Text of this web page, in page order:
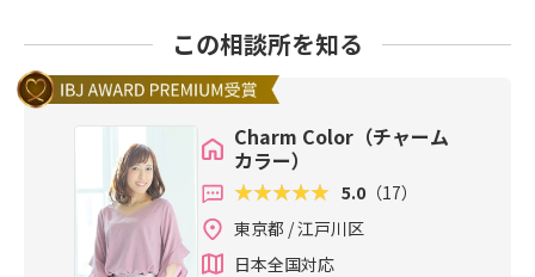
この相談所を知る
Charm Color（チャーム
カラー）
5.0 （17）
東京都 / 江戸川区
日本全国対応